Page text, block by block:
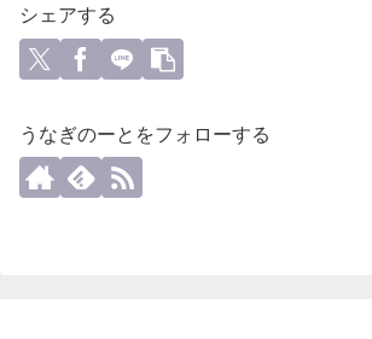
シェアする
うなぎのーとをフォローする